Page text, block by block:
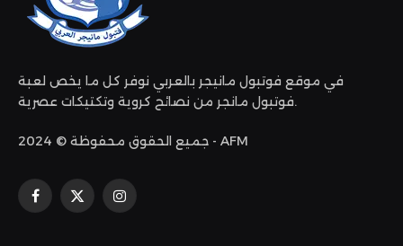
في موقع فوتبول مانيجر بالعربي نوفر كل ما يخص لعبة
فوتبول مانجر من نصائح كروية وتكتيكات عصرية.
جميع الحقوق محفوظة © 2024 - AFM
فيسبوك
X
الانستغرام